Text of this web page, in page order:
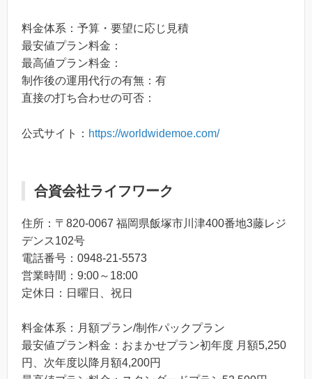
料金体系：予算・要望に応じ見積
最安値プラン料金：
最高値プラン料金：
制作後の運用代行の有無：有
直接の打ち合わせの可否：
公式サイト： https://worldwidemoe.com/
合資会社ライフワーク
住所：〒820-0067 福岡県飯塚市川津400番地3藤レジ
デンス102号
電話番号：0948-21-5573
営業時間：9:00～18:00
定休日：日曜日、祝日
料金体系：月額プラン/制作パックプラン
最安値プラン料金：おまかせプラン初年度 月額5,250
円、次年度以降月額4,200円